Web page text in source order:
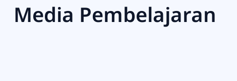
Media Pembelajaran